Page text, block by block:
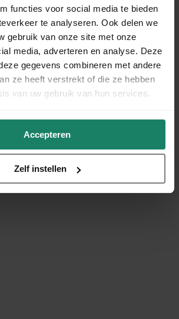
functies voor social media te bieden
te analyseren. Ook delen we
gebruik van onze site met onze
media, adverteren en analyse. Deze
gegevens combineren met andere
ze heeft verstrekt of die ze hebben
van uw gebruik van hun services.
Accepteren
Zelf instellen